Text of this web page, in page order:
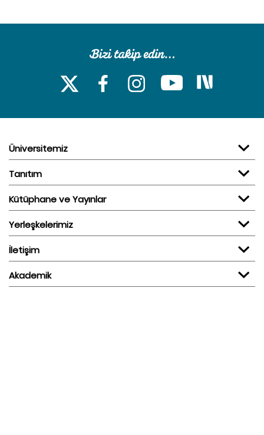
Üniversitemiz
Tanıtım
Kütüphane ve Yayınlar
Yerleşkelerimiz
İletişim
Akademik